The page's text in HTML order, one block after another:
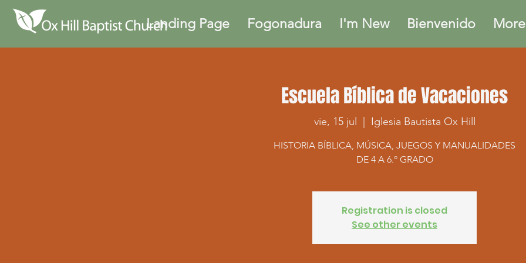
Landing Page Fogonadura I'm New Bienvenido
Escuela Bíblica de Vacaciones
vie, 15 jul Iglesia Bautista Ox Hill
HISTORIA BÍBLICA, MÚSICA, JUEGOS Y MANUALIDADES
DE 4 A 6.º GRADO
Registration is closed
See other events